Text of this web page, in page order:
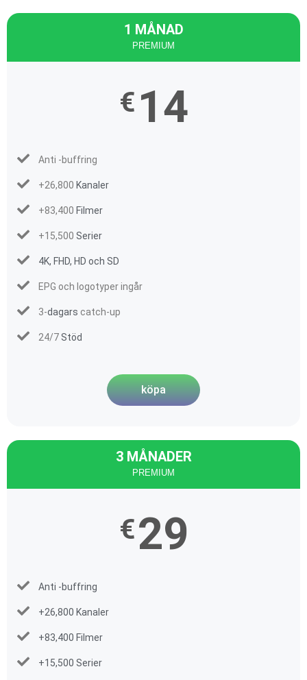
1 MÅNAD
PREMIUM
€ 14
Anti -buffring
+26,800 Kanaler
+83,400 Filmer
+15,500 Serier
4K, FHD, HD och SD
EPG och logotyper ingår
3-dagars catch-up
24/7 Stöd
köpa
3 MÅNADER
PREMIUM
€29
Anti -buffring
+26,800 Kanaler
+83,400 Filmer
+15,500 Serier